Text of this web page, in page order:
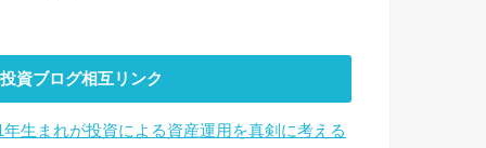
投資ブログ相互リンク
年生まれが投資による資産運用を真剣に考える